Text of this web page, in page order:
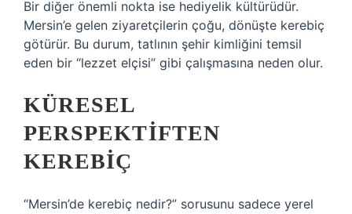
Bir diğer önemli nokta ise hediyelik kültürüdür.
Mersin’e gelen ziyaretçilerin çoğu, dönüşte kerebiç
götürür. Bu durum, tatlının şehir kimliğini temsil
eden bir “lezzet elçisi” gibi çalışmasına neden olur.
KÜRESEL
PERSPEKTIFTEN
KEREBIÇ
“Mersin’de kerebiç nedir?” sorusunu sadece yerel